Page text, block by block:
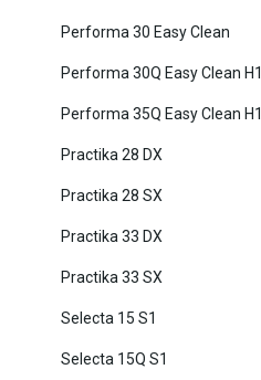
Performa 30 Easy Clean
Performa 30Q Easy Clean H1
Performa 35Q Easy Clean H1
Practika 28 DX
Practika 28 SX
Practika 33 DX
Practika 33 SX
Selecta 15 S1
Selecta 15Q S1